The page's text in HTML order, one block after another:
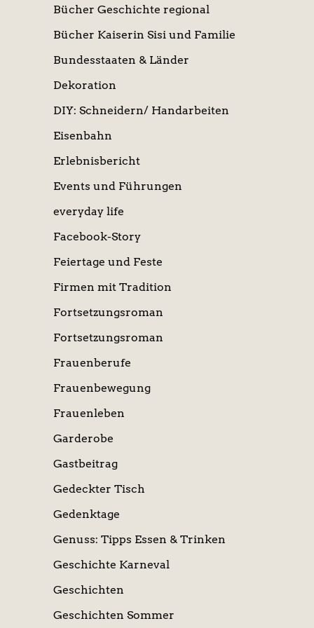
Bücher Geschichte regional
Bücher Kaiserin Sisi und Familie
Bundesstaaten & Länder
Dekoration
DIY: Schneidern/ Handarbeiten
Eisenbahn
Erlebnisbericht
Events und Führungen
everyday life
Facebook-Story
Feiertage und Feste
Firmen mit Tradition
Fortsetzungsroman
Fortsetzungsroman
Frauenberufe
Frauenbewegung
Frauenleben
Garderobe
Gastbeitrag
Gedeckter Tisch
Gedenktage
Genuss: Tipps Essen & Trinken
Geschichte Karneval
Geschichten
Geschichten Sommer